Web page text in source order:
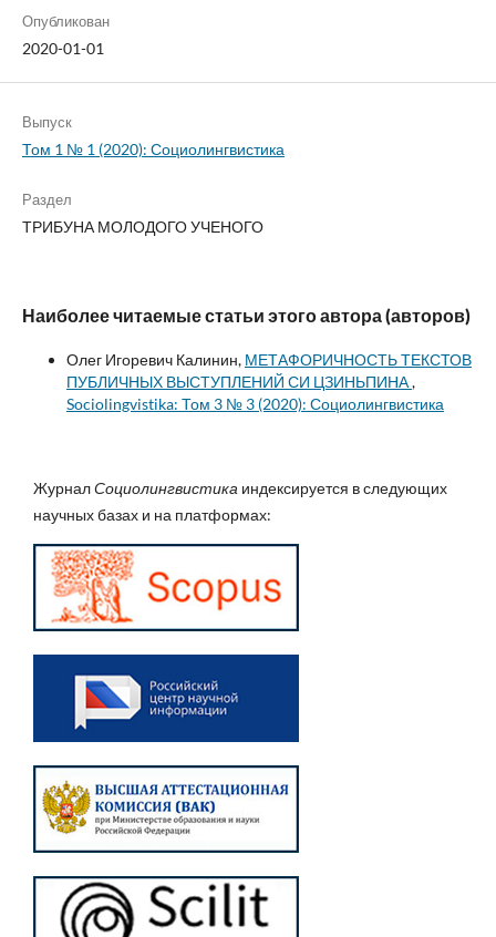
Опубликован
2020-01-01
Выпуск
Том 1 № 1 (2020): Социолингвистика
Раздел
ТРИБУНА МОЛОДОГО УЧЕНОГО
Наиболее читаемые статьи этого автора (авторов)
Олег Игоревич Калинин, МЕТАФОРИЧНОСТЬ ТЕКСТОВ
ПУБЛИЧНЫХ ВЫСТУПЛЕНИЙ СИ ЦЗИНЬПИНА,
Sociolingvistika: Том 3 № 3 (2020): Социолингвистика
ЖурналСоциолингвистика индексируется в следующих
научных базах и на платформах: